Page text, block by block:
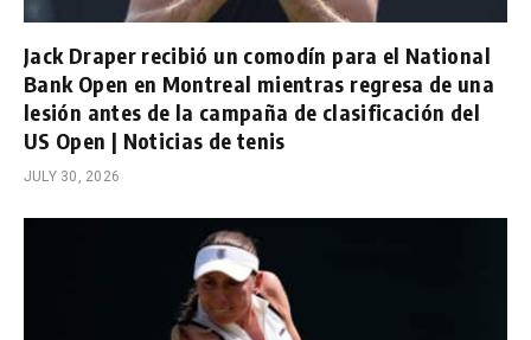
Jack Draper recibió un comodín para el National
Bank Open en Montreal mientras regresa de una
lesión antes de la campaña de clasificación del
US Open | Noticias de tenis
JULY 30, 2026